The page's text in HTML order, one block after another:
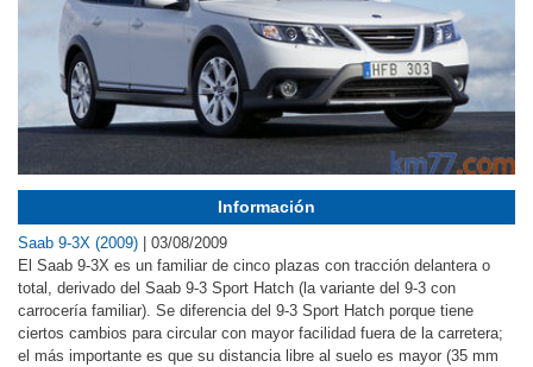
Información
Saab 9-3X (2009)
03/08/2009
El Saab 9-3X es un familiar de cinco plazas con tracción delantera o
total, derivado del Saab 9-3 Sport Hatch (la variante del 9-3 con
carrocería familiar). Se diferencia del 9-3 Sport Hatch porque tiene
ciertos cambios para circular con mayor facilidad fuera de la carretera;
el más importante es que su distancia libre al suelo es mayor (35 mm